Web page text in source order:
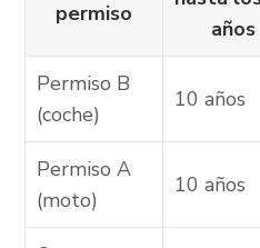
permiso
años
Permiso B
(coche)
10 años
Permiso A
(moto)
10 años